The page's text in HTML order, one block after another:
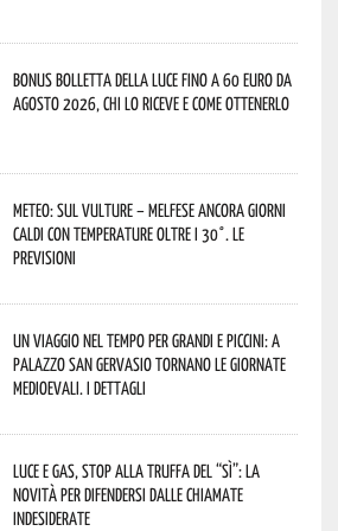
Bonus bolletta della luce fino a 60 euro da
agosto 2026, chi lo riceve e come ottenerlo
Meteo: sul Vulture – melfese ancora giorni
caldi con temperature oltre i 30°. Le
previsioni
Un viaggio nel tempo per grandi e piccini: a
Palazzo San Gervasio tornano le Giornate
Medioevali. I dettagli
Luce e gas, stop alla truffa del “Sì”: la
novità per difendersi dalle chiamate
indesiderate